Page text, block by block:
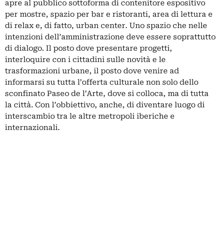
apre al pubblico sottoforma di contenitore espositivo
per mostre, spazio per bar e ristoranti, area di lettura e
di relax e, di fatto, urban center. Uno spazio che nelle
intenzioni dell’amministrazione deve essere soprattutto
di dialogo. Il posto dove presentare progetti,
interloquire con i cittadini sulle novità e le
trasformazioni urbane, il posto dove venire ad
informarsi su tutta l’offerta culturale non solo dello
sconfinato Paseo de l’Arte, dove si colloca, ma di tutta
la città. Con l’obbiettivo, anche, di diventare luogo di
interscambio tra le altre metropoli iberiche e
internazionali.